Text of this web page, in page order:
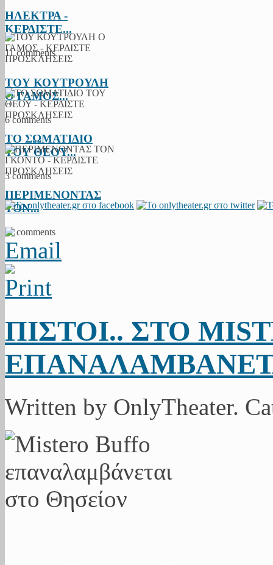
ΗΛΕΚΤΡΑ -
ΚΕΡΔΙΣΤΕ...
11 comments
ΤΟΥ ΚΟΥΤΡΟΥΛΗ
Ο ΓΑΜΟΣ...
6 comments
ΤΟ ΣΩΜΑΤΙΔΙΟ
ΤΟΥ ΘΕΟΥ...
3 comments
ΠΕΡΙΜΕΝΟΝΤΑΣ
ΤΟΝ...
11 comments
ΠΙΣΤΟΙ.. ΣΤΟ
Written by OnlyTheater.